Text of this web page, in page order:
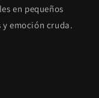
en pequeños
emoción cruda.